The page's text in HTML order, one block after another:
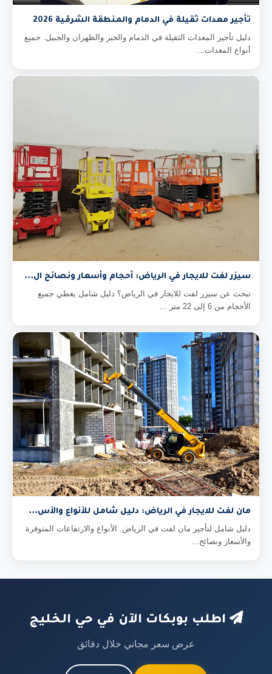
تأجير معدات ثقيلة في الدمام والمنطقة الشرقية 2026
دليل تأجير المعدات الثقيلة في الدمام والخبر والظهران والجبيل. جميع
أنواع المعدات...
سيزر لفت للايجار في الرياض: أحجام وأسعار ونصائح ال...
تبحث عن سيزر لفت للايجار في الرياض؟ دليل شامل يغطي جميع
الأحجام من 6 إلى 22 متر ...
مان لفت للايجار في الرياض: دليل شامل للأنواع والأس...
دليل شامل لتأجير مان لفت في الرياض. الأنواع والارتفاعات المتوفرة
والأسعار ونصائح...
اطلب بوبكات الآن في حي الخليج
عرض سعر مجاني خلال دقائق